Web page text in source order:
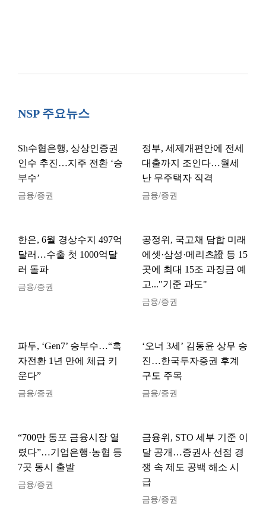
NSP 주요뉴스
Sh수협은행, 상상인증권
인수 추진…지주 전환 ‘승
부수’
금융/증권
정부, 세제개편안에 전세
대출까지 조인다…월세
난 무주택자 직격
금융/증권
한은, 6월 경상수지 497억
달러…수출 첫 1000억달
러 돌파
금융/증권
공정위, 국고채 담합 미래
에셋·삼성·메리츠證 등 15
곳에 최대 15조 과징금 예
고..."기준 과도"
금융/증권
파두, ‘Gen7’ 승부수…“흑
자전환 1년 만에 체급 키
운다”
금융/증권
‘오너 3세’ 김동윤 상무 승
진…한국투자증권 후계
구도 주목
금융/증권
“700만 동포 금융시장 열
렸다”…기업은행·농협 등
7곳 동시 출발
금융/증권
금융위, STO 세부 기준 이
달 공개…증권사 선점 경
쟁 속 제도 공백 해소 시
급
금융/증권